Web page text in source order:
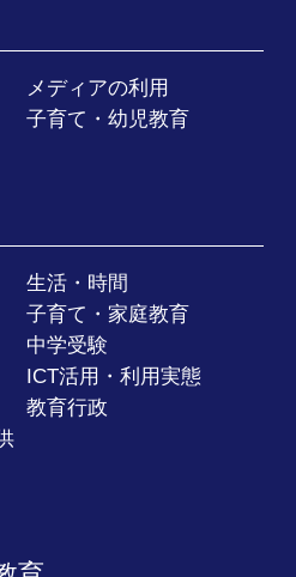
メディアの利用
子育て・幼児教育
生活・時間
子育て・家庭教育
中学受験
ICT活用・利用実態
教育行政